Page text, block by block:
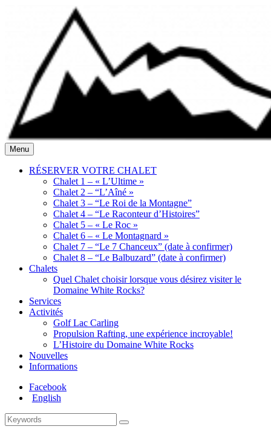
Domaine
White
Location
de
Chalets
Menu
RÉSERVER VOTRE CHALET
Chalet 1 – « L’Ultime »
Chalet 2 – “L’Aîné »
Chalet 3 – “Le Roi de la Montagne”
Chalet 4 – “Le Raconteur d’Histoires”
Chalet 5 – « Le Roc »
Chalet 6 – « Le Montagnard »
Chalet 7 – “Le 7 Chanceux” (date à confirmer)
Chalet 8 – “Le Balbuzard” (date à confirmer)
Chalets
Quel Chalet choisir lorsque vous désirez visiter le
Domaine White Rocks?
Services
Activités
Golf Lac Carling
Propulsion Rafting, une expérience incroyable!
L’Histoire du Domaine White Rocks
Nouvelles
Informations
Facebook
English
Search
for:
Search